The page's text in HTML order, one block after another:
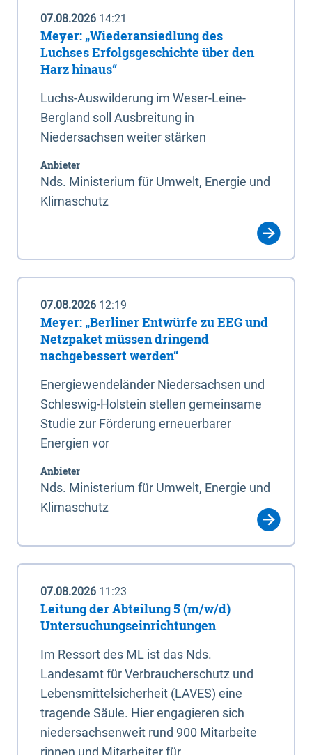
07.08.2026 14:21
Meyer: „Wiederansiedlung des
Luchses Erfolgsgeschichte über den
Harz hinaus“
Luchs-Auswilderung im Weser-Leine-
Bergland soll Ausbreitung in
Niedersachsen weiter stärken
Anbieter
Nds. Ministerium für Umwelt, Energie und
Klimaschutz
07.08.2026 12:19
Meyer: „Berliner Entwürfe zu EEG und
Netzpaket müssen dringend
nachgebessert werden“
Energiewendeländer Niedersachsen und
Schleswig-Holstein stellen gemeinsame
Studie zur Förderung erneuerbarer
Energien vor
Anbieter
Nds. Ministerium für Umwelt, Energie und
Klimaschutz
07.08.2026 11:23
Leitung der Abteilung 5 (m/w/d)
Untersuchungseinrichtungen
Im Ressort des ML ist das Nds.
Landesamt für Verbraucherschutz und
Lebensmittelsicherheit (LAVES) eine
tragende Säule. Hier engagieren sich
niedersachsenweit rund 900 Mitarbeite